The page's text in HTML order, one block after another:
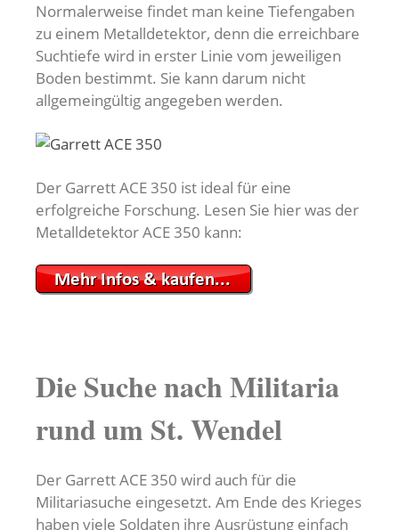
Normalerweise findet man keine Tiefengaben
zu einem Metalldetektor, denn die erreichbare
Suchtiefe wird in erster Linie vom jeweiligen
Boden bestimmt. Sie kann darum nicht
allgemeingültig angegeben werden.
Der Garrett ACE 350 ist ideal für eine
erfolgreiche Forschung. Lesen Sie hier was der
Metalldetektor ACE 350 kann:
Die Suche nach Militaria
rund um St. Wendel
Der Garrett ACE 350 wird auch für die
Militariasuche eingesetzt. Am Ende des Krieges
haben viele Soldaten ihre Ausrüstung einfach